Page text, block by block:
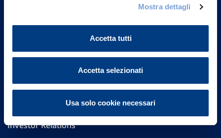
Mostra dettagli
Accetta tutti
Accetta selezionati
Usa solo cookie necessari
Part. IVA 01329510158
Investor Relations